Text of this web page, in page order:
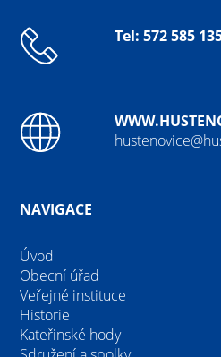
Tel: 572 585
NAVIGACE
Úvod
Obecní úřad
Veřejné instituce
Historie
Kateřinské hody